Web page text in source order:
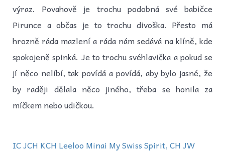
výraz. Povahově je trochu podobná své babičce
Pirunce a občas je to trochu divoška. Přesto má
hrozně ráda mazlení a ráda nám sedává na klíně, kde
spokojeně spinká. Je to trochu svéhlavička a pokud se
jí něco nelíbí, tak povídá a povídá, aby bylo jasné, že
by raději dělala něco jiného, třeba se honila za
míčkem nebo udičkou.
IC JCH KCH Leeloo Minai My Swiss Spirit, CH JW